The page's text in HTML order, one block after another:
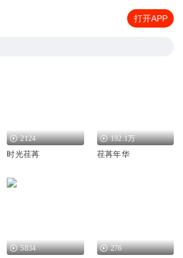
打开APP
2124
时光荏苒
192.1万
荏苒年华
5834 276